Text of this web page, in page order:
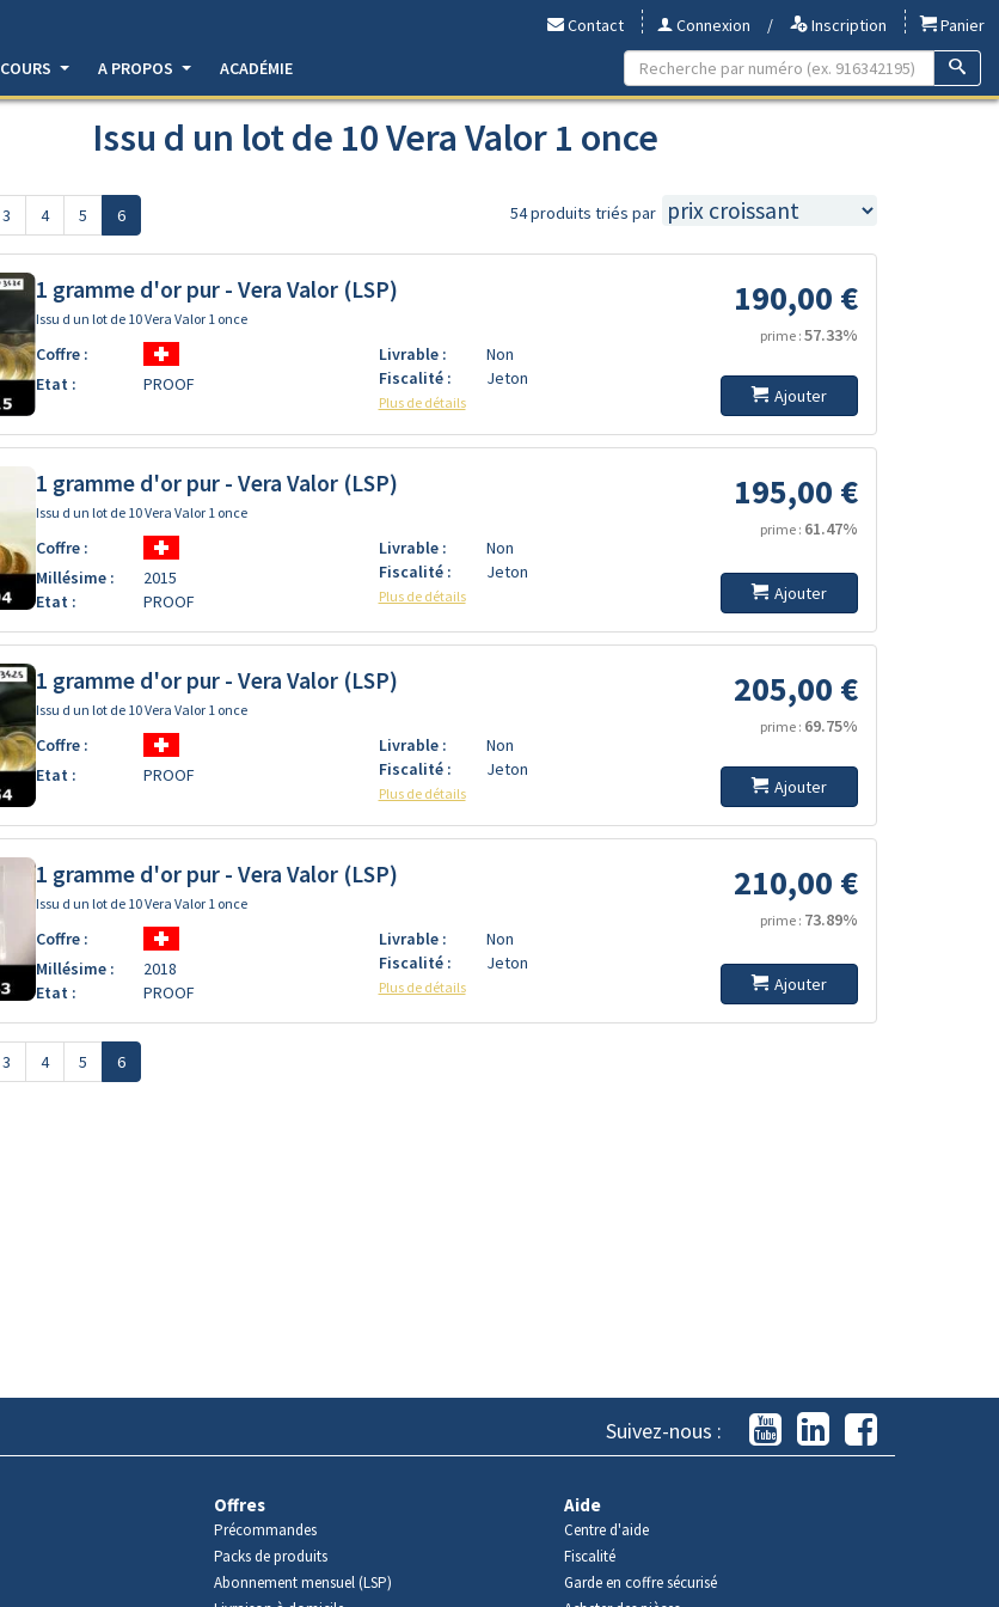
Contact Connexion / Inscription
Panier
COURS A PROPOS ACADÉMIE
Issu d un lot de 10 Vera Valor 1 once
3 4 5 6 54 produits triés par
1 gramme d'or pur - Vera Valor (LSP)
Issu d un lot de 10 Vera Valor 1 once
Coffre :
Etat :
PROOF
Livrable :
Non
Fiscalité :
Jeton
Plus de détails
190,00 €
prime : 57.33%
Ajouter
1 gramme d'or pur - Vera Valor (LSP)
Issu d un lot de 10 Vera Valor 1 once
Coffre :
Millésime :
2015
Etat :
PROOF
Livrable :
Non
Fiscalité :
Jeton
Plus de détails
195,00 €
prime : 61.47%
Ajouter
1 gramme d'or pur - Vera Valor (LSP)
Issu d un lot de 10 Vera Valor 1 once
Coffre :
Etat :
PROOF
Livrable :
Non
Fiscalité :
Jeton
Plus de détails
205,00 €
prime : 69.75%
Ajouter
1 gramme d'or pur - Vera Valor (LSP)
Issu d un lot de 10 Vera Valor 1 once
Coffre :
Millésime :
2018
Etat :
PROOF
Livrable :
Non
Fiscalité :
Jeton
Plus de détails
210,00 €
prime : 73.89%
Ajouter
3 4 5 6
Suivez-nous :
Offres
Précommandes
Packs de produits
Abonnement mensuel (LSP)
Aide
Centre d'aide
Fiscalité
Garde en coffre sécurisé